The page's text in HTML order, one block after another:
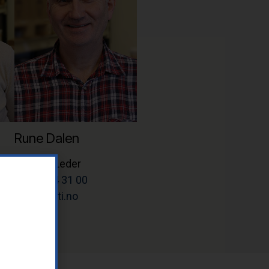
Rune Dalen
Teknisk Leder
Tlf: 37 14 31 00
rune@letti.no